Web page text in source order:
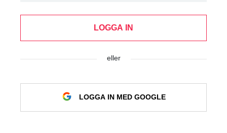
LOGGA IN
eller
LOGGA IN MED GOOGLE